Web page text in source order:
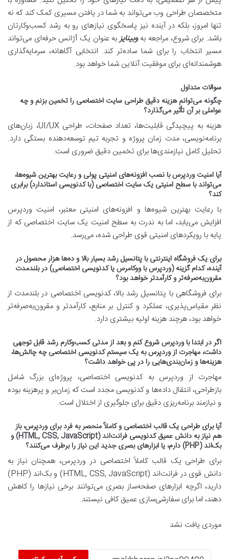
متخصصان طراحی وب می‌تواند به شما در یافتن مسیری کمک کند که نه
تنها امروز، بلکه در آینده نیز پاسخگوی نیازهای رو به رشد کسب‌وکارتان
باشد. برای شروع، مراجعه بهوبینایزبه عنوان یک آژانس حرفه‌ای می‌تواند
مسیر انتخاب را برای شما ساده‌تر کند. انتخابی آگاهانه، سرمایه‌گذاری
هوشمندانه‌ای برای موفقیت آنلاین شما خواهد بود.
سوالات متداول
چگونه می‌توانم هزینه دقیق طراحی سایت اختصاصی را تخمین بزنم و چه
عواملی بر آن تأثیر می‌گذارد؟
هزینه به پیچیدگی قابلیت‌ها، تعداد صفحات، طراحی UI/UX، زبان‌های
برنامه‌نویسی، مدت زمان پروژه و تجربه تیم توسعه‌دهنده بستگی دارد.
تحلیل کامل نیازمندی‌ها برای تخمین دقیق ضروری است.
آیا امنیت وردپرس با نصب افزونه‌های امنیتی پولی و رعایت بهترین شیوه‌ها،
می‌تواند با سطح امنیتی یک سایت اختصاصی (با کدنویسی استاندارد) برابری
کند؟
با رعایت بهترین شیوه‌ها و افزونه‌های امنیتی معتبر، امنیت وردپرس
افزایش می‌یابد، اما به ندرت به سطح امنیت یک سایت اختصاصی که از
پایه با رویکردهای امنیتی قوی طراحی شده، می‌رسد.
برای یک فروشگاه اینترنتی با پتانسیل رشد بسیار بالا و ده‌ها هزار محصول در
آینده، کدام گزینه (وردپرس با ووکامرس یا کدنویسی اختصاصی) در بلندمدت
مقرون‌به‌صرفه‌تر و کارآمدتر خواهد بود؟
برای فروشگاهی با پتانسیل رشد بالا، کدنویسی اختصاصی در بلندمدت از
نظر مقیاس‌پذیری، عملکرد و کنترل بر منابع، کارآمدتر و مقرون‌به‌صرفه‌تر
خواهد بود، هرچند هزینه اولیه بیشتری دارد.
اگر در ابتدا با وردپرس شروع کنم و بعد از مدتی کسب‌وکارم رشد قابل توجهی
داشت، مهاجرت از وردپرس به یک سیستم کدنویسی اختصاصی چه چالش‌ها،
هزینه‌ها و زمان‌بندی‌هایی را در پی خواهد داشت؟
مهاجرت از وردپرس به کدنویسی اختصاصی، پروژه‌ای بزرگ شامل
بازطراحی، انتقال داده‌ها و کدنویسی مجدد است که زمان‌بر و پرهزینه بوده
و نیازمند برنامه‌ریزی دقیق برای جلوگیری از اختلال است.
آیا برای طراحی یک قالب اختصاصی و کاملاً منحصر به فرد برای وردپرس، باز
هم نیاز به دانش عمیق کدنویسی فرانت‌اند (HTML, CSS, JavaScript) و
بک‌اند (PHP) دارم، یا ابزارهای بصری جدید این نیاز را برطرف می‌کنند؟
برای طراحی یک قالب کاملاً اختصاصی در وردپرس، همچنان نیاز به
دانش قوی در فرانت‌اند (HTML, CSS, JavaScript) و بک‌اند (PHP)
دارید، اگرچه ابزارهای صفحه‌ساز بصری می‌توانند برخی نیازها را کاهش
دهند، اما برای سفارشی‌سازی عمیق کافی نیستند.
موردی یافت نشد